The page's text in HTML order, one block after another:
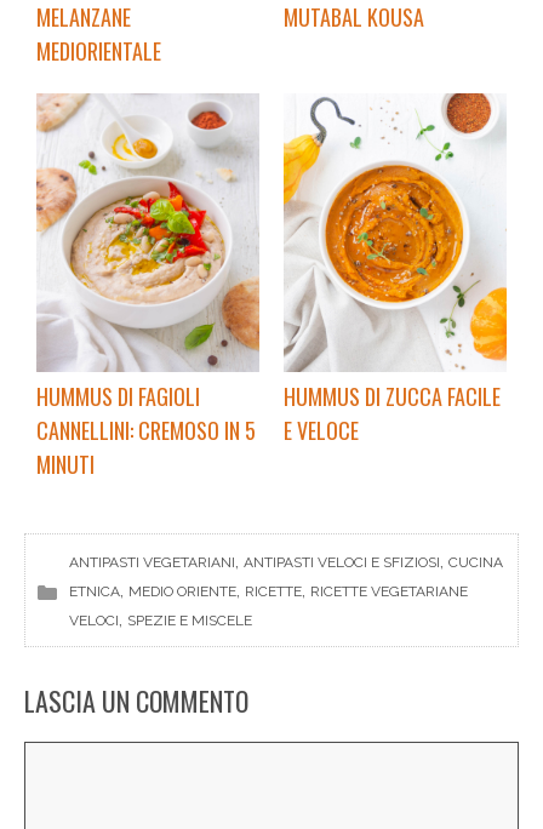
MELANZANE
MEDIORIENTALE
MUTABAL KOUSA
HUMMUS DI FAGIOLI
CANNELLINI: CREMOSO IN 5
MINUTI
HUMMUS DI ZUCCA FACILE
E VELOCE
ANTIPASTI VEGETARIANI, ANTIPASTI VELOCI E SFIZIOSI, CUCINA
ETNICA, MEDIO ORIENTE, RICETTE, RICETTE VEGETARIANE
VELOCI, SPEZIE E MISCELE
LASCIA UN COMMENTO